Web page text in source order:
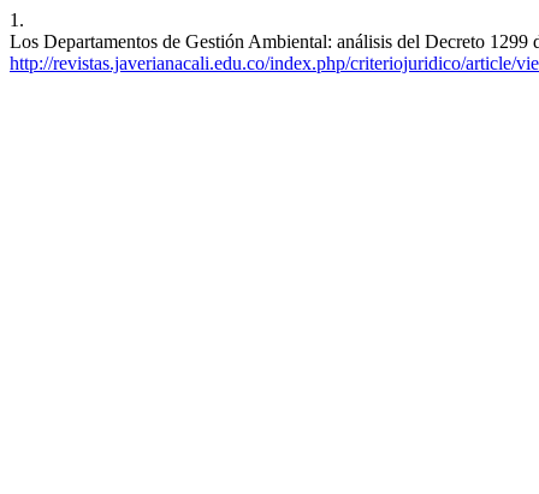
1.
Los Departamentos de Gestión Ambiental: análisis del Decreto 1299
http://revistas.javerianacali.edu.co/index.php/criteriojuridico/article/